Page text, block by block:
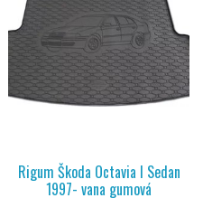
Rigum Škoda Octavia I Sedan
1997- vana gumová